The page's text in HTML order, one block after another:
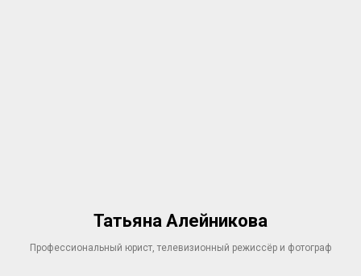
Татьяна Алейникова
Профессиональный юрист, телевизионный режиссёр и фотограф